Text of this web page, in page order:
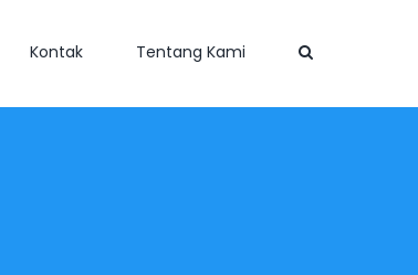
Kontak Tentang Kami